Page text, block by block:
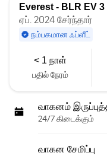
Everest - BLR EV 3
ஏப். 2024 சேர்ந்தார்
நம்பகமான ஃப்ளீட்
< 1 நாள்
பதில் நேரம்
வாகனம்
24/7 கிடைக்கும்
வாகன சேமிப்பு